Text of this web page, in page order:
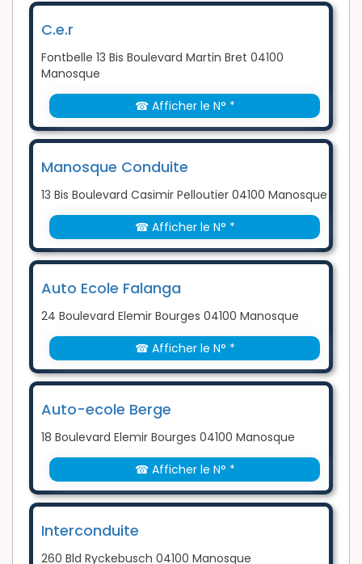
C.e.r
Fontbelle 13 Bis Boulevard Martin Bret 04100
Manosque
☎ Afficher le N° *
Manosque Conduite
13 Bis Boulevard Casimir Pelloutier 04100 Manosque
☎ Afficher le N° *
Auto Ecole Falanga
24 Boulevard Elemir Bourges 04100 Manosque
☎ Afficher le N° *
Auto-ecole Berge
18 Boulevard Elemir Bourges 04100 Manosque
☎ Afficher le N° *
Interconduite
260 Bld Ryckebusch 04100 Manosque